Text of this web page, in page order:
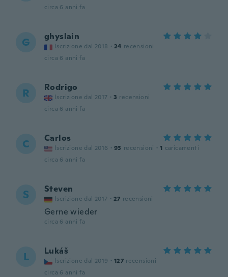
circa 6 anni fa
G ghyslain
Iscrizione dal 2018 · 24 recensioni
circa 6 anni fa
R Rodrigo
Iscrizione dal 2017 · 3 recensioni
circa 6 anni fa
C Carlos
Iscrizione dal 2016 · 93 recensioni · 1 caricamenti
circa 6 anni fa
S Steven
Iscrizione dal 2017 · 27 recensioni
Gerne wieder
circa 6 anni fa
L Lukáš
Iscrizione dal 2019 · 127 recensioni
circa 6 anni fa